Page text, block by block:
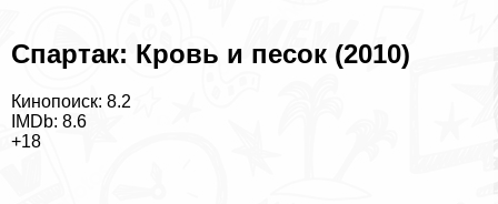
Спартак: Кровь и песок (2010)
Кинопоиск: 8.2
IMDb: 8.6
+18